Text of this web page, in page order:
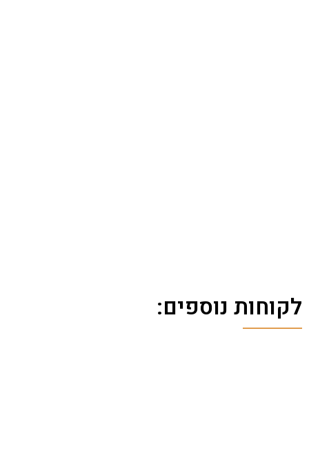
לקוחות נוספים: